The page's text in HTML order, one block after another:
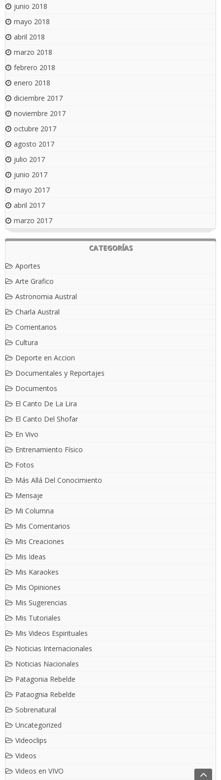
junio 2018
mayo 2018
abril 2018
marzo 2018
febrero 2018
enero 2018
diciembre 2017
noviembre 2017
octubre 2017
agosto 2017
julio 2017
junio 2017
mayo 2017
abril 2017
marzo 2017
CATEGORÍAS
Aportes
Arte Grafico
Astronomia Austral
Charla Austral
Comentarios
Cultura
Deporte en Accion
Documentales y Reportajes
Documentos
El Canto De La Lira
El Canto Del Shofar
En Vivo
Entrenamiento Físico
Fotos
Más Allá Del Conocimiento
Mensaje
Mi Columna
Mis Comentarios
Mis Creaciones
Mis Ideas
Mis Karaokes
Mis Opiniones
Mis Sugerencias
Mis Tutoriales
Mis Videos Espirituales
Noticias Internacionales
Noticias Nacionales
Patagonia Rebelde
Pataognia Rebelde
Sobrenatural
Uncategorized
Videoclips
Videos
Videos en VIVO